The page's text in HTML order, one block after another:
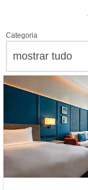
Categoria
mostrar tudo